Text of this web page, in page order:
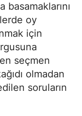
oy
için
seçmen
olmadan
soruların